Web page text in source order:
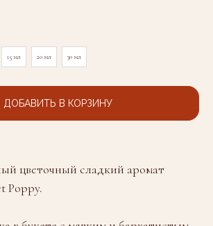
15 мл 20 мл 30 мл
ДОБАВИТЬ В КОРЗИНУ
цветочный сладкий аромат
Poppy.